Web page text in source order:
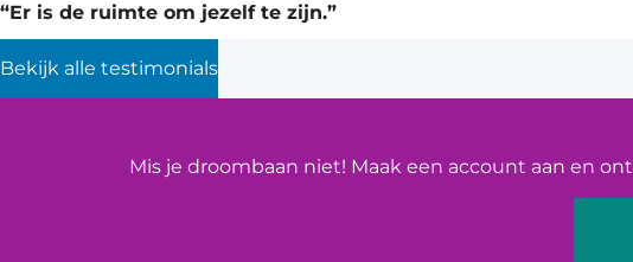
“Er is de ruimte om jezelf te zijn.”
Bekijk alle testimonials
Mis je droombaan niet! Maak een account aan en